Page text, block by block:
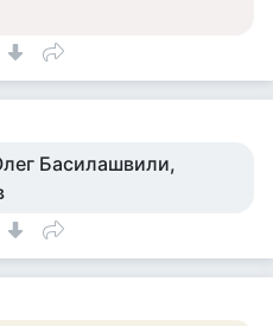
Басилашвили,